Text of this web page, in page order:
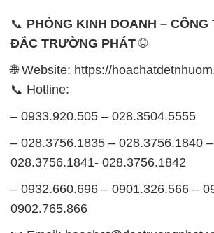
– 0933.920.505 – 028.3504.5555
028.3756.1841- 028.3756.1842
0902.765.866
📧 Email: hoachat@dactruongphat.vn
TRƯỜNG PHÁT